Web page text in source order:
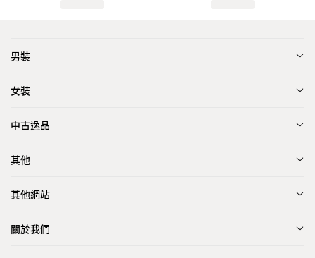
男裝
女裝
中古逸品
其他
其他網站
關於我們